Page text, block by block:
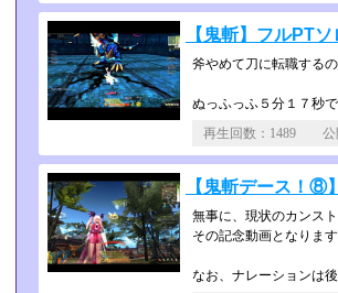
【鬼斬】フルPT
斧やめて刀に転職する
ぬっふっふ５分１７秒
再生回数：1489
【鬼斬デース！⑧
無事に、現状のカンス
その記念動画となりま
なお、ナレーションは後